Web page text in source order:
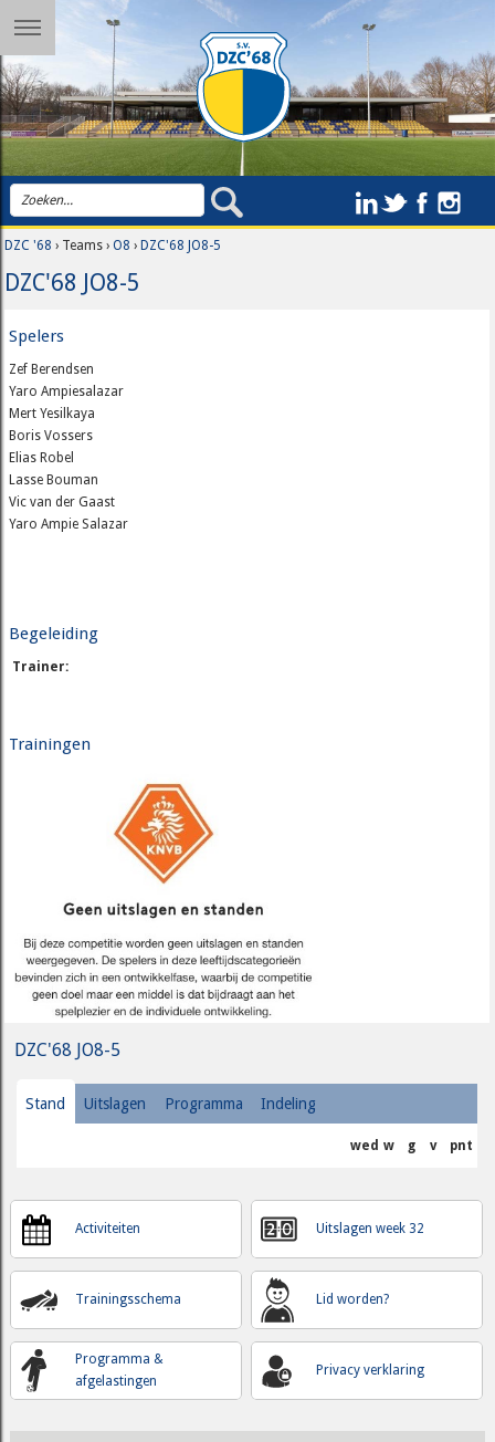
DZC '68 › Teams ›O8 ›DZC'68 JO8-5
DZC'68 JO8-5
Spelers
Zef Berendsen
Yaro Ampiesalazar
Mert Yesilkaya
Boris Vossers
Elias Robel
Lasse Bouman
Vic van der Gaast
Yaro Ampie Salazar
Begeleiding
Trainer:
Trainingen
DZC'68 JO8-5
Stand Uitslagen Programma Indeling
wed w g v pnt
Activiteiten
Trainingsschema
Programma &
afgelastingen
Uitslagen week 32
Lid worden?
Privacy verklaring